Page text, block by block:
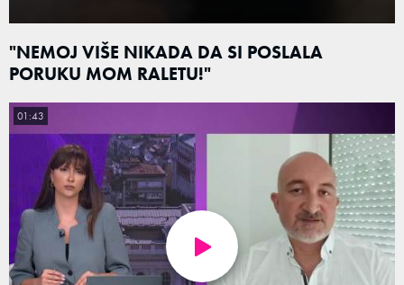
"NEMOJ VIŠE NIKADA DA SI POSLALA
PORUKU MOM RALETU!"
01:43